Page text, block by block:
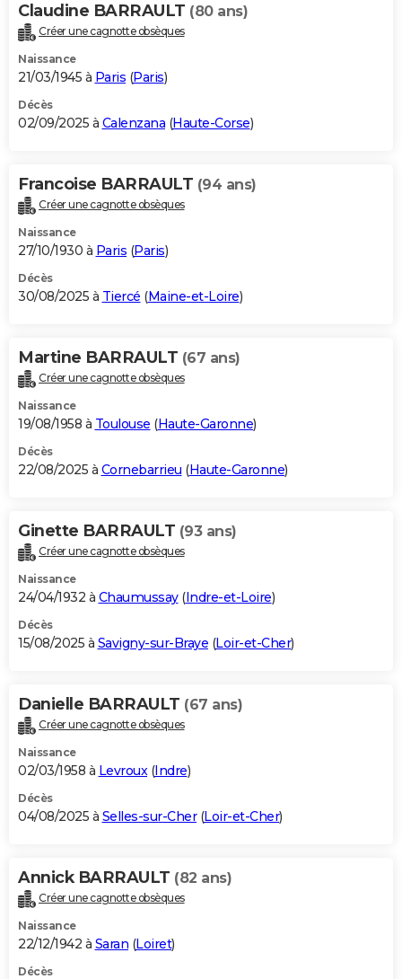
Claudine BARRAULT (80 ans)
Créer une cagnotte obsèques
Naissance
21/03/1945 à Paris (Paris)
Décès
02/09/2025 à Calenzana (Haute-Corse)
Francoise BARRAULT (94 ans)
Créer une cagnotte obsèques
Naissance
27/10/1930 à Paris (Paris)
Décès
30/08/2025 à Tiercé (Maine-et-Loire)
Martine BARRAULT (67 ans)
Créer une cagnotte obsèques
Naissance
19/08/1958 à Toulouse (Haute-Garonne)
Décès
22/08/2025 à Cornebarrieu (Haute-Garonne)
Ginette BARRAULT (93 ans)
Créer une cagnotte obsèques
Naissance
24/04/1932 à Chaumussay(Indre-et-Loire)
Décès
15/08/2025 à Savigny-sur-Braye (Loir-et-Cher)
Danielle BARRAULT (67 ans)
Créer une cagnotte obsèques
Naissance
02/03/1958 à Levroux(Indre)
Décès
04/08/2025 à Selles-sur-Cher(Loir-et-Cher)
Annick BARRAULT (82 ans)
Créer une cagnotte obsèques
Naissance
22/12/1942 à Saran (Loiret)
Décès